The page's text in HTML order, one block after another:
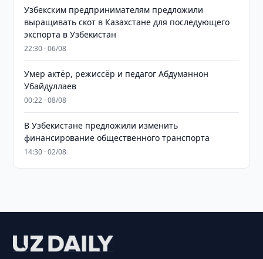
Узбекским предпринимателям предложили
выращивать скот в Казахстане для последующего
экспорта в Узбекистан
22:30 · 06/08
Умер актёр, режиссёр и педагог Абдуманнон
Убайдуллаев
00:22 · 08/08
В Узбекистане предложили изменить
финансирование общественного транспорта
14:30 · 02/08